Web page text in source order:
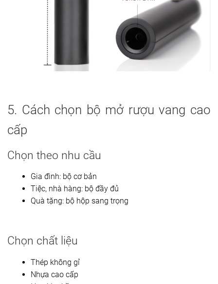
5. Cách chọn bộ mở rượu vang cao
cấp
Chọn theo nhu cầu
Gia đình: bộ cơ bản
Tiệc, nhà hàng: bộ đầy đủ
Quà tặng: bộ hộp sang trọng
Chọn chất liệu
Thép không gỉ
Nhựa cao cấp